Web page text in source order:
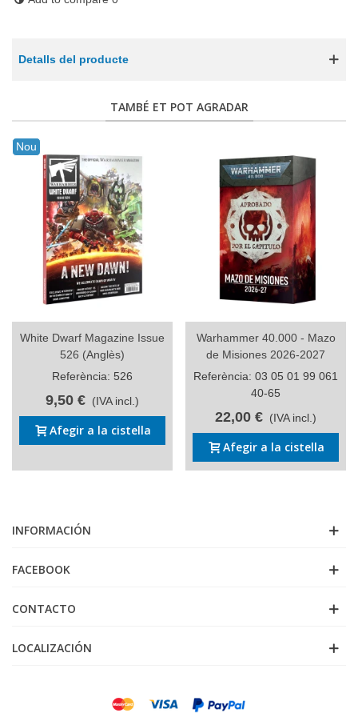
Detalls del producte
TAMBÉ ET POT AGRADAR
Nou
White Dwarf Magazine Issue
526 (Anglès)
Referència: 526
9,50 € (IVA incl.)
Afegir a la cistella
Warhammer 40.000 - Mazo
de Misiones 2026-2027
Referència: 03 05 01 99 061
40-65
22,00 € (IVA incl.)
Afegir a la cistella
INFORMACIÓN
FACEBOOK
CONTACTO
LOCALIZACIÓN